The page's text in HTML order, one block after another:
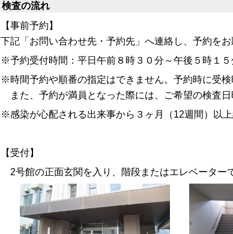
検査の流れ
【事前予約】
下記「お問い合わせ先・予約先」へ連絡し、予約をお
※予約受付時間：平日午前８時３０分～午後５時１５
※時間予約や順番の指定はできません。予約時に受検
また、予約が満員となった際には、ご希望の検査日
※感染が心配される出来事から３ヶ月（12週間）以上
【受付】
2号館の正面玄関を入り、階段またはエレベーター